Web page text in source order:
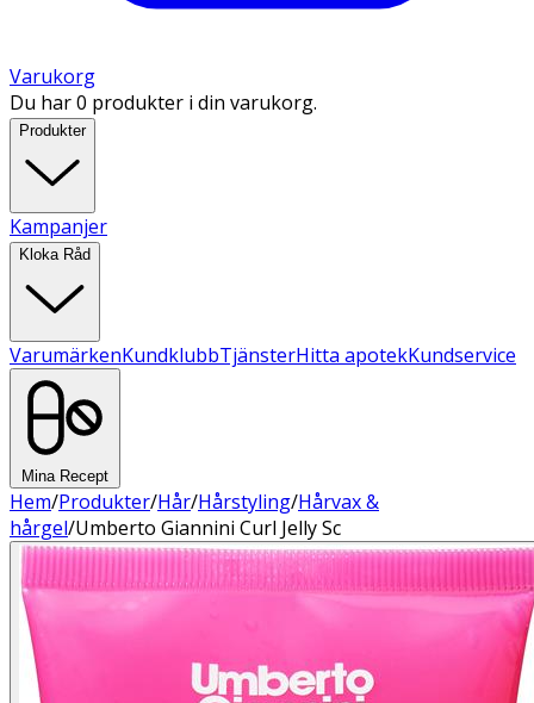
Varukorg
Du har 0 produkter i din varukorg.
Produkter
Kampanjer
Kloka Råd
VarumärkenKundklubbTjänsterHitta apotekKundservice
Mina Recept
Hem/Produkter/Hår/Hårstyling/Hårvax &
hårgel/Umberto Giannini Curl Jelly Sc